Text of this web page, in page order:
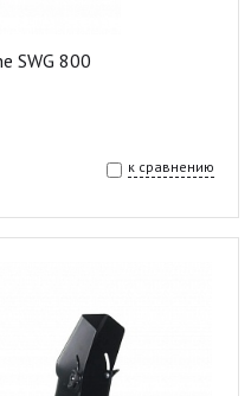
SWG 800
к сравнению